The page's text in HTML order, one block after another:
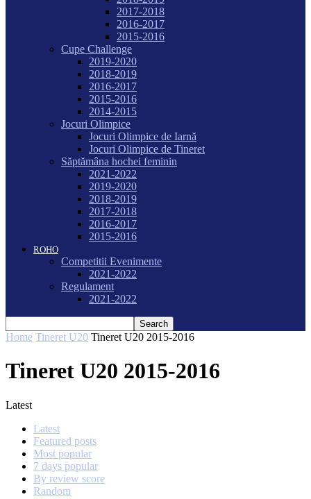
2017-2018
2016-2017
2015-2016
Cupe Challenge
2019-2020
2018-2019
2016-2017
2015-2016
2014-2015
Jocuri Olimpice
Jocuri Olimpice de Iarnă
Jocuri Olimpice de Tineret
Săptămâna hochei feminin
2021-2022
2019-2020
2018-2019
2017-2018
2016-2017
2015-2016
ROHO
Competitii Evenimente
2021-2022
Regulament
2021-2022
Home Tineret U20 Tineret U20 2015-2016
Tineret U20 2015-2016
Latest
Latest
Featured posts
Most popular
7 days popular
By review score
Random